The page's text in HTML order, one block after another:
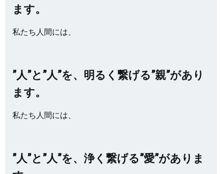
ます。
私たち人間には、
”人”と”人”を、明るく繋げる”親”があり
ます。
私たち人間には、
”人”と”人”を、浄く繋げる”愛”がありま